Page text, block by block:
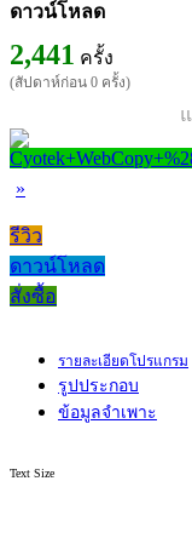
ดาวน์โหลด
2,441 ครั้ง
(สัปดาห์ก่อน 0 ครั้ง)
»
รีวิว
ดาวน์โหลด
สั่งซื้อ
รายละเอียดโปรแกรม
รูปประกอบ
ข้อมูลจำเพาะ
Text Size